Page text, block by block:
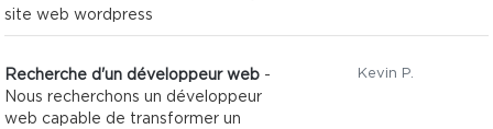
site web wordpress
Recherche d'un développeur web -
Nous recherchons un développeur
web capable de transformer un
Kevin P.